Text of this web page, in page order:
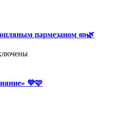
пармезаном 🥒🌿
💜🩷